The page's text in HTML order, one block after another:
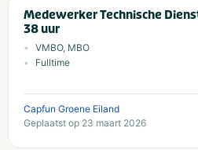
Medewerker Technische
38 uur
VMBO, MBO
Fulltime
Capfun Groene Eiland
Geplaatst op 23 maart 2026